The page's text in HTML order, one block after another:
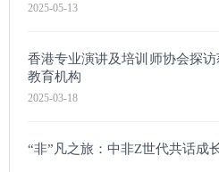
2025-05-13
香港专业演讲及培训师协会探访
教育机构
2025-03-18
“非”凡之旅：中非Z世代共话成